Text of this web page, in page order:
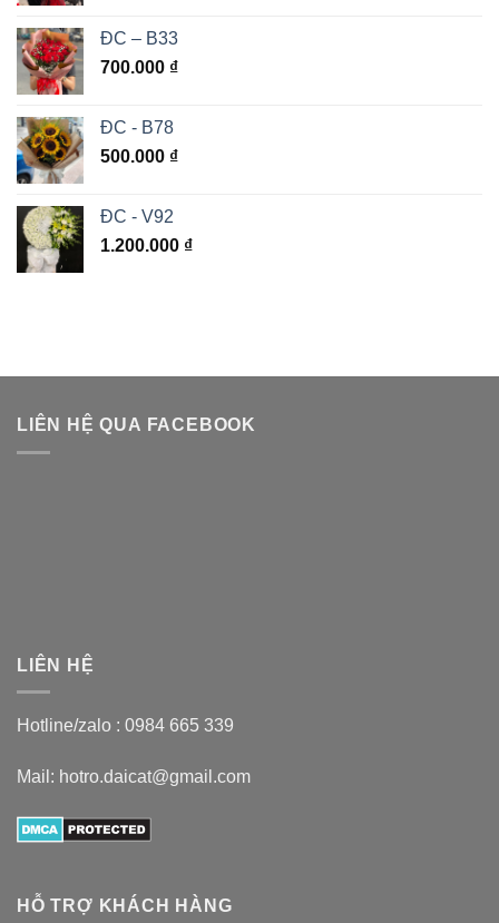
ĐC – B33
700.000 ₫
ĐC - B78
500.000 ₫
ĐC - V92
1.200.000 ₫
LIÊN HỆ QUA FACEBOOK
LIÊN HỆ
Hotline/zalo : 0984 665 339
Mail: hotro.daicat@gmail.com
HỖ TRỢ KHÁCH HÀNG